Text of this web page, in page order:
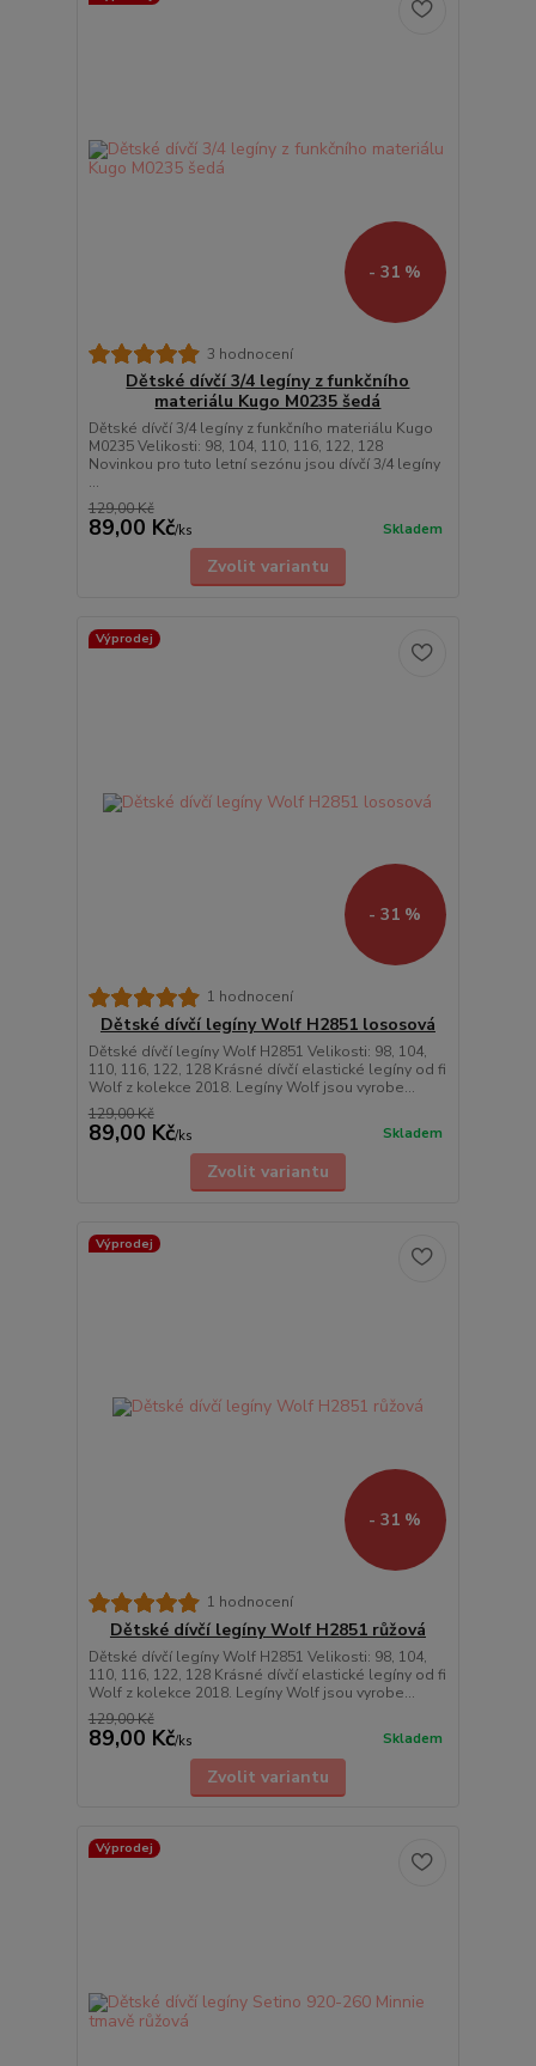
- 31 %
3 hodnocení
Dětské dívčí 3/4 legíny z funkčního
materiálu Kugo M0235 šedá
Dětské dívčí 3/4 legíny z funkčního materiálu Kugo
M0235 Velikosti: 98, 104, 110, 116, 122, 128
Novinkou pro tuto letní sezónu jsou dívčí 3/4 legíny
...
129,00 Kč
89,00 Kč/ks Skladem
Zvolit variantu
Výprodej
- 31 %
1 hodnocení
Dětské dívčí legíny Wolf H2851 lososová
Dětské dívčí legíny Wolf H2851 Velikosti: 98, 104,
110, 116, 122, 128 Krásné dívčí elastické legíny od fi
Wolf z kolekce 2018. Legíny Wolf jsou vyrobe...
129,00 Kč
89,00 Kč/ks Skladem
Zvolit variantu
Výprodej
- 31 %
1 hodnocení
Dětské dívčí legíny Wolf H2851 růžová
Dětské dívčí legíny Wolf H2851 Velikosti: 98, 104,
110, 116, 122, 128 Krásné dívčí elastické legíny od fi
Wolf z kolekce 2018. Legíny Wolf jsou vyrobe...
129,00 Kč
89,00 Kč/ks Skladem
Zvolit variantu
Výprodej